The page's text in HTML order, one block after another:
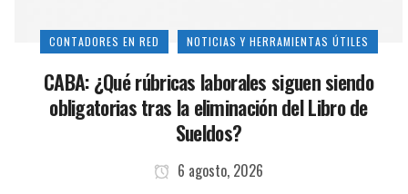
CONTADORES EN RED NOTICIAS Y HERRAMIENTAS ÚTILES
CABA: ¿Qué rúbricas laborales siguen siendo
obligatorias tras la eliminación del Libro de
Sueldos?
6 agosto, 2026